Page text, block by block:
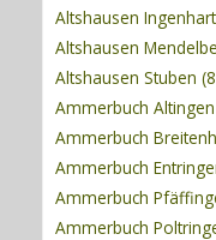
Altshausen
Altshausen
Altshausen Stuben
Ammerbuch
Ammerbuch
Ammerbuch
Ammerbuch
Ammerbuch